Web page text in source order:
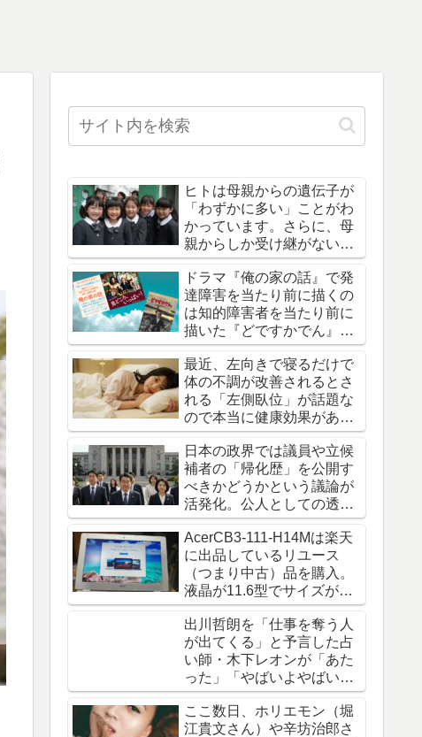
ヒトは母親からの遺伝子が
「わずかに多い」ことがわ
かっています。さらに、母
親からしか受け継がない遺
伝子や病気も存在します。
ドラマ『俺の家の話』で発
達障害を当たり前に描くの
は知的障害者を当たり前に
描いた『どですかでん』オ
マージュという声
最近、左向きで寝るだけで
体の不調が改善されるとさ
れる「左側臥位」が話題な
ので本当に健康効果がある
のか調べてみました。
日本の政界では議員や立候
補者の「帰化歴」を公開す
べきかどうかという議論が
活発化。公人としての透明
性とプライバシー保護の相
反
AcerCB3-111-H14Mは楽天
に出品しているリユース
（つまり中古）品を購入。
液晶が11.6型でサイズが
1.1kgのChromebookです
出川哲朗を「仕事を奪う人
が出てくる」と予言した占
い師・木下レオンが「あた
った」「やばいよやばい
よ」とネットで話題騒然
ここ数日、ホリエモン（堀
江貴文さん）や辛坊治郎さ